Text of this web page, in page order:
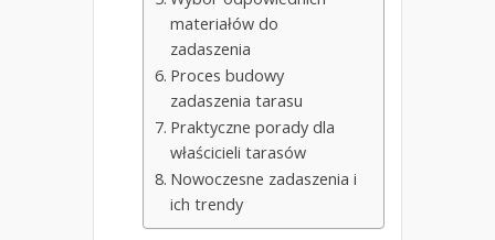
materiałów do
zadaszenia
Proces budowy
zadaszenia tarasu
Praktyczne porady dla
właścicieli tarasów
Nowoczesne zadaszenia i
ich trendy